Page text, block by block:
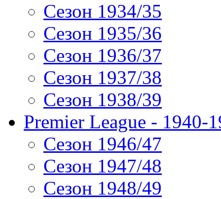
Сезон 1934/35
Сезон 1935/36
Сезон 1936/37
Сезон 1937/38
Сезон 1938/39
Premier League - 1940-
Сезон 1946/47
Сезон 1947/48
Сезон 1948/49